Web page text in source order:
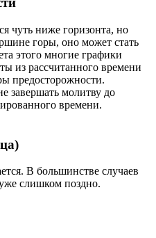
чуть ниже горизонта, но
горы, оно может стать
этого многие графики
из рассчитанного времени
предосторожности.
завершать молитву до
времени.
В большинстве случаев
слишком поздно.